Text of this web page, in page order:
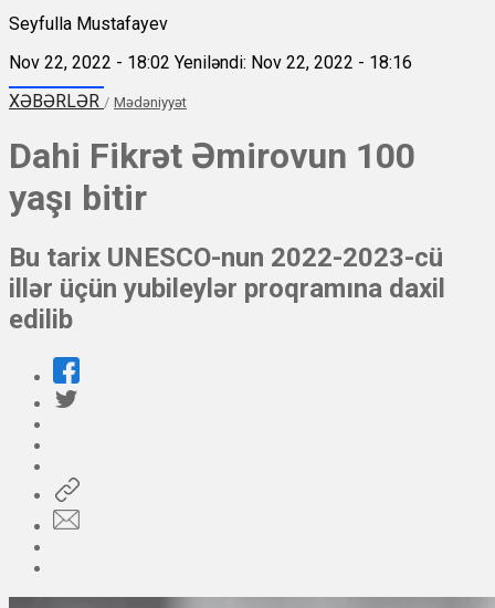
Seyfulla Mustafayev
Nov 22, 2022 - 18:02 Yeniləndi: Nov 22, 2022 - 18:16
XƏBƏRLƏR / Mədəniyyət
Dahi Fikrət Əmirovun 100
yaşı bitir
Bu tarix UNESCO-nun 2022-2023-cü
illər üçün yubileylər proqramına daxil
edilib